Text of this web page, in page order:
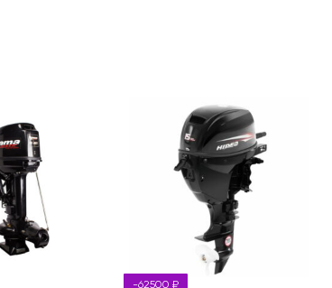
-62500 ₽